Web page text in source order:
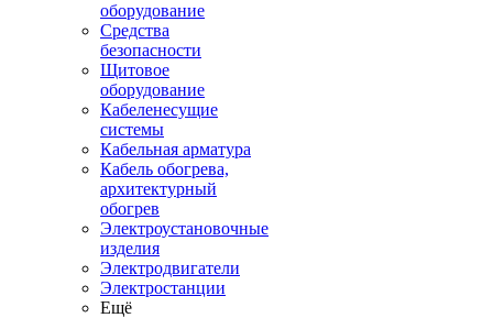
оборудование
Средства
безопасности
Щитовое
оборудование
Кабеленесущие
системы
Кабельная арматура
Кабель обогрева,
архитектурный
обогрев
Электроустановочные
изделия
Электродвигатели
Электростанции
Ещё